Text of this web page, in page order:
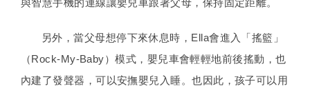
與智慧手機的連線讓嬰兒車跟著父母，保持固定距離。
另外，當父母想停下來休息時，Ella會進入「搖籃」
（Rock-My-Baby）模式，嬰兒車會輕輕地前後搖動，也
內建了發聲器，可以安撫嬰兒入睡。也因此，孩子可以用